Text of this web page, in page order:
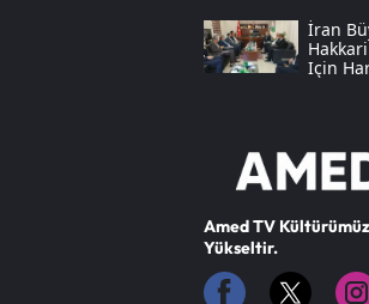
İran
Için
Amed TV
Yükseltir.